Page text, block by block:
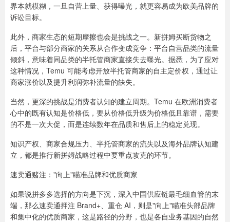
界本就模糊，一旦自营上量、获得曝光，就更容易成为欧美品牌的
诉讼目标。
此外，商家生态的短期摩擦也会是挑战之一。新拼姆买断货物之
后，平台与部分商家的关系从合作变成竞争：平台自营品类的流量
倾斜，意味着同品类的半托管商家直接失去曝光。据悉，为了应对
这种情况，Temu 可能考虑开放半托管商家的自主定价权，通过让
商家涨价以及提升利润弥补流量的缺失。
当然，更深的挑战是消费者认知的建立周期。Temu 在欧洲消费者
心中的既有认知是价格低，要从价格低升级为价格低且靠谱，需要
的不是一次大促，而是连续数年在品质和售后上的稳定兑现。
知识产权、商家合规压力、半托管商家的流失以及海外品牌认知建
立，都是推行新拼姆战略过程中要重点攻克的环节。
速卖通赌注："向上"瞄准品牌和优质商家
如果说拼多多选择的方向是下沉，深入中国供应链最毛细血管的末
端，那么速卖通押注 Brand+、重仓 AI，则是"向上"瞄准头部品牌
和集中化的优质商家，这是路径的分野，也是各自业务基因的自然